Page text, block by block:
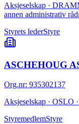
Aksjeselskap ·
annen administrativ
Styrets lederStyre
ASCHEHOUG
Org.nr: 935302137
Aksjeselskap · OSLO
StyremedlemStyre